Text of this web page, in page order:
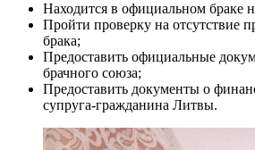
Находится в официальном браке
Пройти проверку на отсутствие
брака;
Предоставить официальные
брачного союза;
Предоставить документы о
супруга-гражданина Литвы.